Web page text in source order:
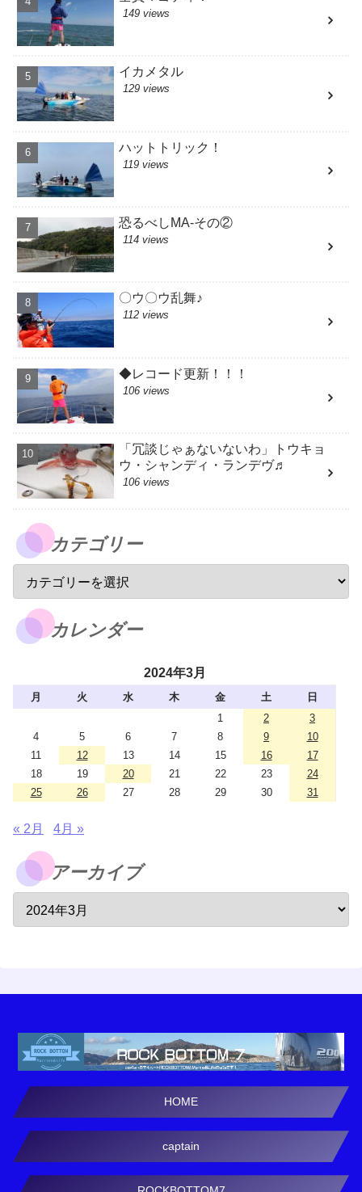
149 views
イカメタル
129 views
ハットトリック！
119 views
恐るべしMA-その②
114 views
〇ウ〇ウ乱舞♪
112 views
◆レコード更新！！！
106 views
「冗談じゃぁないないわ」トウキョ
ウ・シャンディ・ランデヴ♬
106 views
カテゴリー
カレンダー
2024年3月
月 火 水 木 金 土
日
1
2
3
4
5 6 7 8 9
10
11
12 13 14 15 16
17
18
19 20 21 22 23
24
25
26 27 28 29 30 31
« 2月 4月 »
アーカイブ
HOME
captain